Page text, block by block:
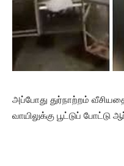
அப்போது துர்நாற்றம்
வாயிலுக்கு பூட்டுப் போட்டு